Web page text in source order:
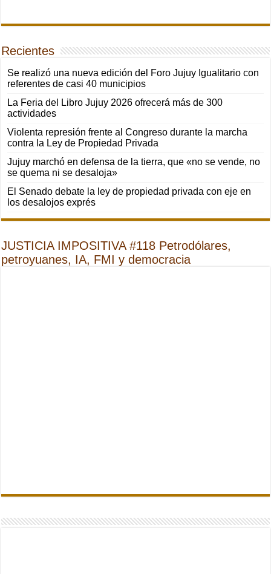
Recientes
Se realizó una nueva edición del Foro Jujuy Igualitario con
referentes de casi 40 municipios
La Feria del Libro Jujuy 2026 ofrecerá más de 300
actividades
Violenta represión frente al Congreso durante la marcha
contra la Ley de Propiedad Privada
Jujuy marchó en defensa de la tierra, que «no se vende, no
se quema ni se desaloja»
El Senado debate la ley de propiedad privada con eje en
los desalojos exprés
JUSTICIA IMPOSITIVA #118 Petrodólares,
petroyuanes, IA, FMI y democracia